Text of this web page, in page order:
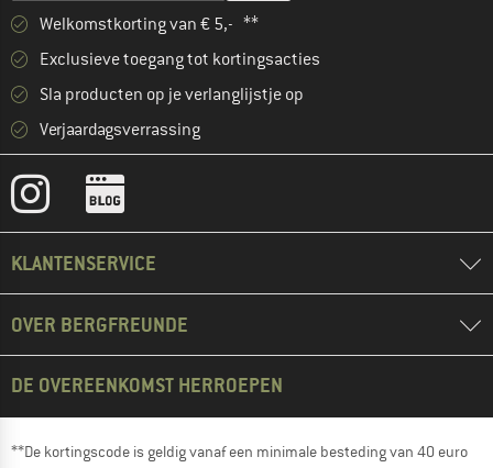
Welkomstkorting van € 5,- **
Exclusieve toegang tot kortingsacties
Sla producten op je verlanglijstje op
Verjaardagsverrassing
KLANTENSERVICE
OVER BERGFREUNDE
DE OVEREENKOMST HERROEPEN
**De kortingscode is geldig vanaf een minimale besteding van 40 euro